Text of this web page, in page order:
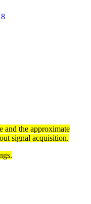
and the approximate
signal acquisition.